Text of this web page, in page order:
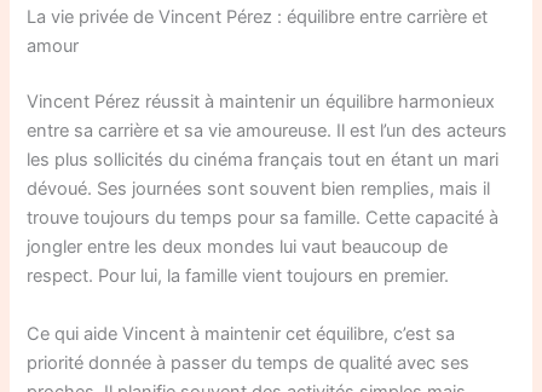
La vie privée de Vincent Pérez : équilibre entre carrière et
amour
Vincent Pérez réussit à maintenir un équilibre harmonieux
entre sa carrière et sa vie amoureuse. Il est l’un des acteurs
les plus sollicités du cinéma français tout en étant un mari
dévoué. Ses journées sont souvent bien remplies, mais il
trouve toujours du temps pour sa famille. Cette capacité à
jongler entre les deux mondes lui vaut beaucoup de
respect. Pour lui, la famille vient toujours en premier.
Ce qui aide Vincent à maintenir cet équilibre, c’est sa
priorité donnée à passer du temps de qualité avec ses